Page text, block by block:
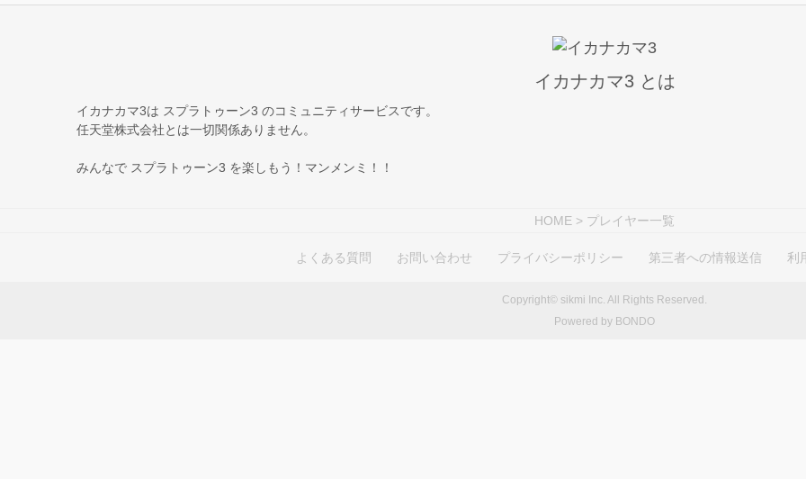
イカナカマ3 とは
イカナカマ3は スプラトゥーン3 のコミュニティサービスです。
任天堂株式会社とは一切関係ありません。
みんなで スプラトゥーン3 を楽しもう！マンメンミ！！
HOME > プレイヤー一覧
よくある質問 お問い合わせ プライバシーポリシー 第三者への情報送信 利
Copyright© sikmi Inc. All Rights Reserved.
Powered by BONDO